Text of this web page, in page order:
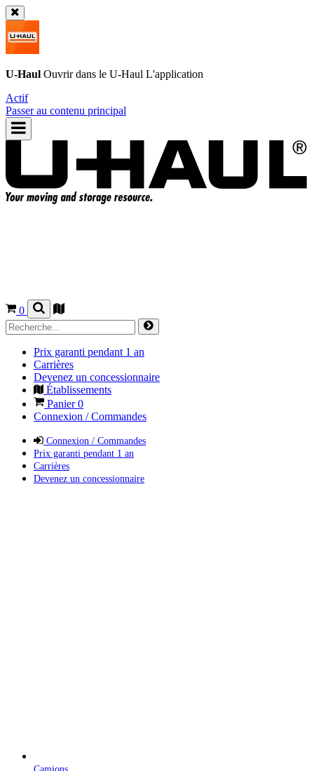
U-Haul Ouvrir dans le U-Haul L'application
Actif
Passer au contenu principal
0
Prix garanti pendant 1 an
Carrières
Devenez un concessionnaire
Établissements
Panier0
Connexion / Commandes
Connexion / Commandes
Prix garanti pendant 1 an
Carrières
Devenez un concessionnaire